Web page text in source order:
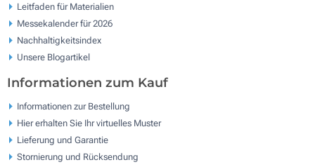
Leitfaden für Materialien
Messekalender für 2026
Nachhaltigkeitsindex
Unsere Blogartikel
Informationen zum Kauf
Informationen zur Bestellung
Hier erhalten Sie Ihr virtuelles Muster
Lieferung und Garantie
Stornierung und Rücksendung